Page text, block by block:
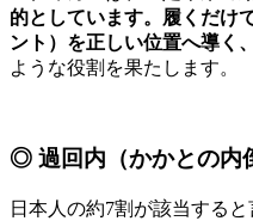
的としています。履くだけ
ント）を正しい位置へ導く
ような役割を果たします。
◎ 過回内（かかとの内
日本人の約7割が該当する